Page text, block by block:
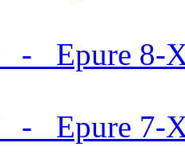
- Epure 8-
- Epure 7-